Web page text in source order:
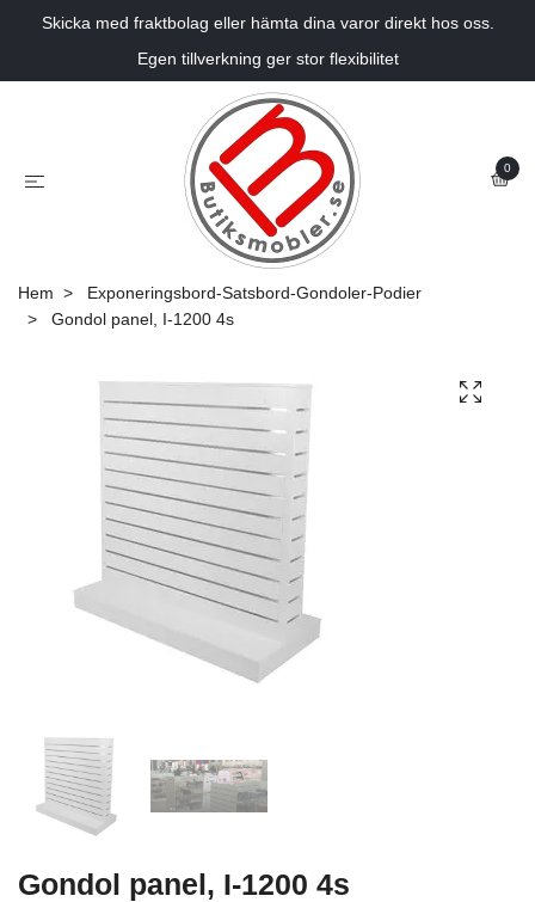
Skicka med fraktbolag eller hämta dina varor direkt hos oss.
Egen tillverkning ger stor flexibilitet
0
Hem
Exponeringsbord-Satsbord-Gondoler-Podier
Gondol panel, I-1200 4s
Gondol panel, I-1200 4s